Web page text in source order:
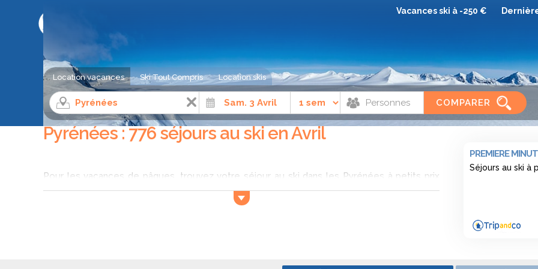
LE COMPARATEUR DE SÉJOUR AU SKI
Vacances ski à -250 €
Location vacances Ski Tout Compris Location skis
COMPARER
Séjour ski Pyrénées
Pyrénées : 776 séjours au ski en Avril
Pour les vacances de pâques, trouvez votre séjour au ski dans les Pyrénées à petits prix
grâce à Ski Express. Les offres à la neige sont proposées par un grand nombre de sites
professionnels du secteur du ski et vous permet, en quelques clics, d’identifier qui est le
PREMIERE
Séjours au ski à